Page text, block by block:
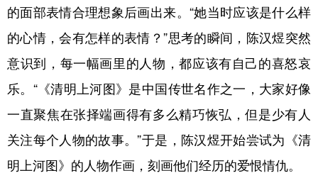
的面部表情合理想象后画出来。“她当时应该是什么样
的心情，会有怎样的表情？”思考的瞬间，陈汉煜突然
意识到，每一幅画里的人物，都应该有自己的喜怒哀
乐。“《清明上河图》是中国传世名作之一，大家好像
一直聚焦在张择端画得有多么精巧恢弘，但是少有人
关注每个人物的故事。”于是，陈汉煜开始尝试为《清
明上河图》的人物作画，刻画他们经历的爱恨情仇。